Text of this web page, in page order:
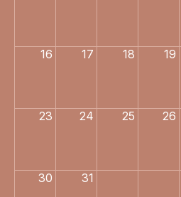
16 17 18 19
23 24 25 26
30 31